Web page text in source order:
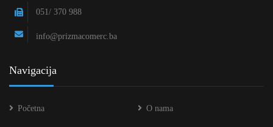
051/ 370 988
info@prizmacomerc.ba
Navigacija
Početna O nama